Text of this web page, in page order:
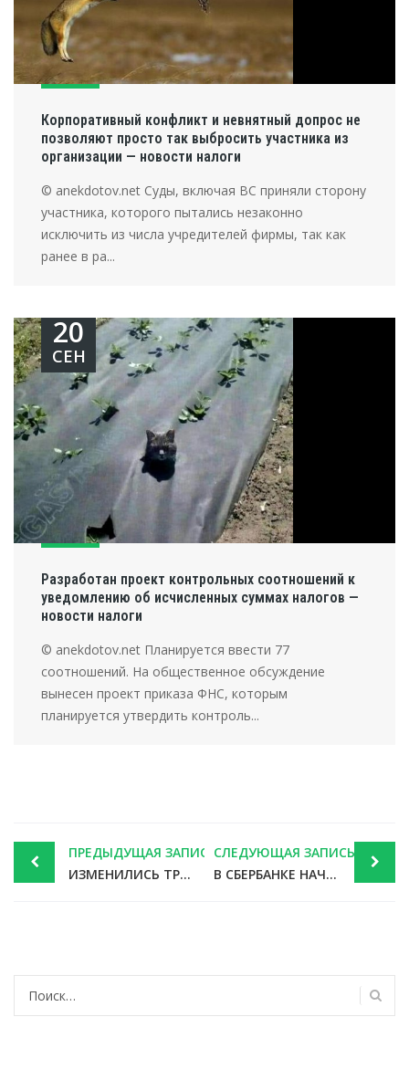
Корпоративный конфликт и невнятный допрос не
позволяют просто так выбросить участника из
организации — новости налоги
© anekdotov.net Суды, включая ВС приняли сторону
участника, которого пытались незаконно
исключить из числа учредителей фирмы, так как
ранее в ра...
Разработан проект контрольных соотношений к
уведомлению об исчисленных суммах налогов —
новости налоги
20
СЕН
© anekdotov.net Планируется ввести 77
соотношений. На общественное обсуждение
вынесен проект приказа ФНС, которым
планируется утвердить контроль...
Post
navigation
ПРЕДЫДУЩАЯ ЗАПИСЬ
ИЗМЕНИЛИСЬ ТРЕБОВАНИЯ К УСТАВАМ АО
СЛЕДУЮЩАЯ ЗАПИСЬ
В СБЕРБАНКЕ НАЧНУТ ВЫДАВАТЬ ТОВАРЫ ИЗ ИНТЕРНЕТ-МАГАЗИНОВ